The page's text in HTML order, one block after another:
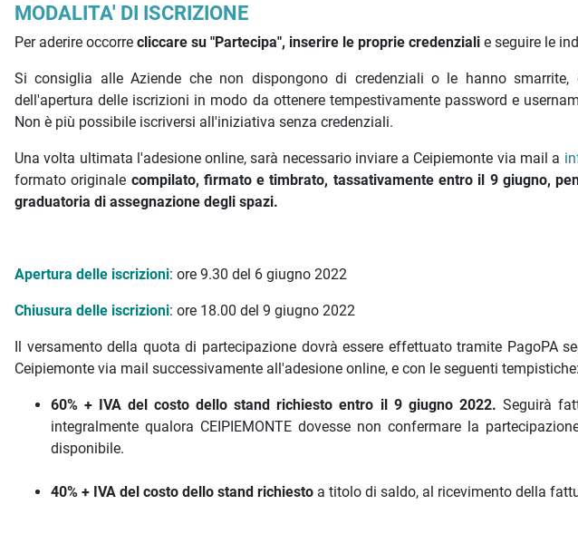
MODALITA' DI ISCRIZIONE
Per aderire occorre cliccare su "Partecipa", inserire le proprie credenziali e seguire le
Si consiglia alle Aziende che non dispongono di credenziali o le hanno smarrite,
dell'apertura delle iscrizioni in modo da ottenere tempestivamente password e
Non è più possibile iscriversi all'iniziativa senza credenziali.
Una volta ultimata l'adesione online, sarà necessario inviare a Ceipiemonte via mail a
formato originale compilato, firmato e timbrato, tassativamente entro il 9 giugno,
graduatoria di assegnazione degli spazi.
Apertura delle iscrizioni: ore 9.30 del 6 giugno 2022
Chiusura delle iscrizioni: ore 18.00 del 9 giugno 2022
Il versamento della quota di partecipazione dovrà essere effettuato tramite PagoPA
Ceipiemonte via mail successivamente all'adesione online, e con le seguenti tempistiche:
60% + IVA del costo dello stand richiestoentro il 9 giugno 2022. Seguirà
integralmente qualora CEIPIEMONTE dovesse non confermare la
disponibile.
40% + IVA del costo dello stand richiesto a titolo di saldo, al ricevimento della